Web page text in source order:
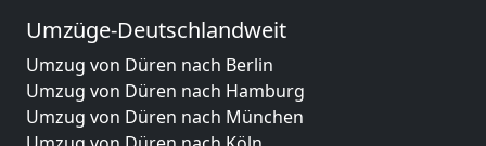
Umzüge-Deutschlandweit
Umzug von Düren nach Berlin
Umzug von Düren nach Hamburg
Umzug von Düren nach München